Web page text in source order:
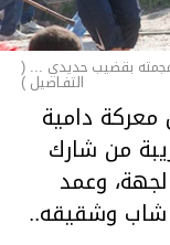
بقضيب حديدي ... (
التفـاصيل )
دامية
من شارك
وعمد
شاب وشقيقه..